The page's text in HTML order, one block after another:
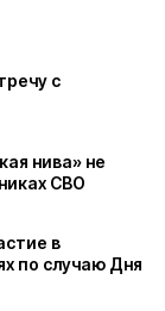
с
нива» не
СВО
в
по случаю Дня